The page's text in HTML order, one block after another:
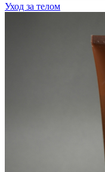
Уход за телом